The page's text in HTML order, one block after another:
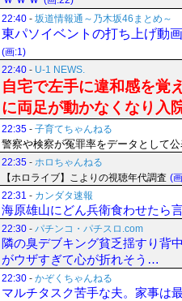
22:40 - 坂道情報通～乃木坂46まとめ～
東パソイベントの打ち上げ動
(画:1)
22:40 - U-1 NEWS.
自宅で左手に違和感を覚
に両足が動かなくなり
22:35 - 子育てちゃんねる
警察や検察が冤罪率をデータとして
22:35 - ホロちゃんねる
【ホロライブ】こよりの視聴年代調査 (
22:31 - カンダタ速報
海原雄山にどん兵衛食わせたら
22:30 - パチンコ・パチスロ.com
隣の臭デブキング貧乏揺すり背
がウザすぎて心が折れそう…
22:30 - かぞくちゃんねる
マルチタスク苦手な夫。家事は